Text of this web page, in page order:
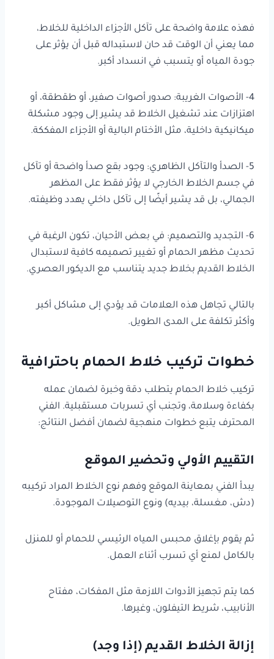
فهذه علامة واضحة على تآكل الأجزاء الداخلية للخلاط،
مما يعني أن الوقت قد حان لاستبداله قبل أن يؤثر على
جودة المياه أو يتسبب في انسداد أكبر.
4- الأصوات الغريبة: صدور أصوات صفير، أو طقطقة، أو
اهتزازات عند تشغيل الخلاط قد يشير إلى وجود مشكلة
ميكانيكية داخلية، مثل الأختام البالية أو الأجزاء المفككة.
5- الصدأ والتآكل الظاهري: وجود بقع صدأ واضحة أو تآكل
في جسم الخلاط الخارجي لا يؤثر فقط على المظهر
الجمالي، بل قد يشير أيضًا إلى تآكل داخلي يهدد وظيفته.
6- التجديد والتصميم: في بعض الأحيان، تكون الرغبة في
تحديث مظهر الحمام أو تغيير تصميمه كافية لاستبدال
الخلاط القديم بخلاط جديد يتناسب مع الديكور العصري.
بالتالي تجاهل هذه العلامات قد يؤدي إلى مشاكل أكبر
وأكثر تكلفة على المدى الطويل.
خطوات تركيب خلاط الحمام باحترافية
تركيب خلاط الحمام يتطلب دقة وخبرة لضمان عمله
بكفاءة وسلامة، وتجنب أي تسربات مستقبلية. الفني
المحترف يتبع خطوات منهجية لضمان أفضل النتائج:
التقييم الأولي وتحضير الموقع
يبدأ الفني بمعاينة الموقع وفهم نوع الخلاط المراد تركيبه
(دش، مغسلة، بيديه) ونوع التوصيلات الموجودة.
ثم يقوم بإغلاق محبس المياه الرئيسي للحمام أو للمنزل
بالكامل لمنع أي تسرب أثناء العمل.
كما يتم تجهيز الأدوات اللازمة مثل المفكات، مفتاح
الأنابيب، شريط التيفلون، وغيرها.
إزالة الخلاط القديم (إذا وجد)